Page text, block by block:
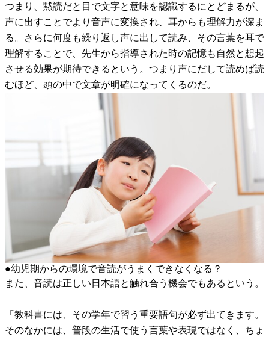
つまり、黙読だと目で文字と意味を認識するにとどまるが、
声に出すことでより音声に変換され、耳からも理解力が深ま
る。さらに何度も繰り返し声に出して読み、その言葉を耳で
理解することで、先生から指導された時の記憶も自然と想起
させる効果が期待できるという。つまり声にだして読めば読
むほど、頭の中で文章が明確になってくるのだ。
●幼児期からの環境で音読がうまくできなくなる？
また、音読は正しい日本語と触れ合う機会でもあるという。
「教科書には、その学年で習う重要語句が必ず出てきます。
そのなかには、普段の生活で使う言葉や表現ではなく、ちょ